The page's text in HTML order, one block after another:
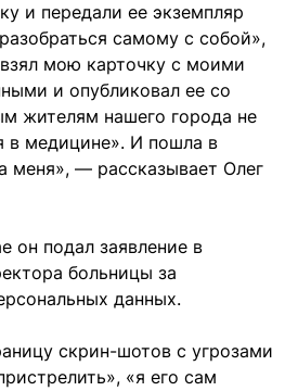
и передали ее экземпляр
самому с собой»,
мою карточку с моими
и опубликовал ее со
жителям нашего города не
в медицине». И пошла в
меня», — рассказывает Олег
он подал заявление в
больницы за
данных.
скрин-шотов с угрозами
«я его сам